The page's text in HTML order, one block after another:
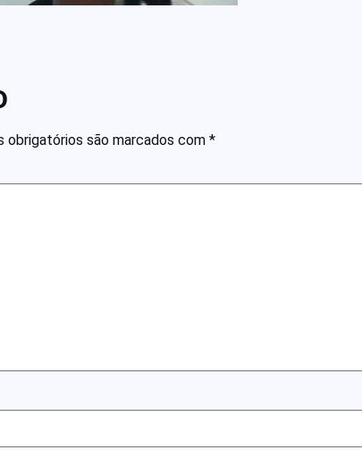
obrigatórios são marcados com *